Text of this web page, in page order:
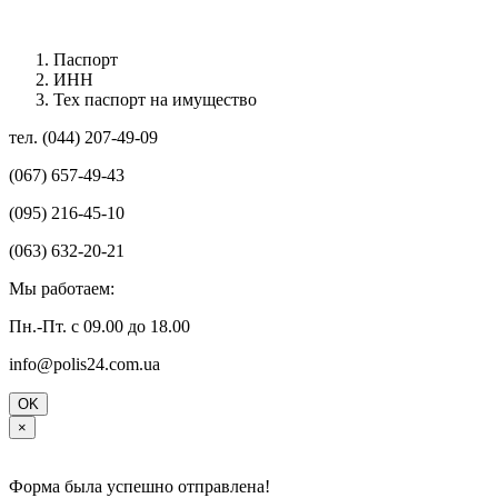
Паспорт
ИНН
Тех паспорт на имущество
тел. (044) 207-49-09
(067) 657-49-43
(095) 216-45-10
(063) 632-20-21
Мы работаем:
Пн.-Пт. с 09.00 до 18.00
info@polis24.com.ua
OK
×
Форма была успешно отправлена!